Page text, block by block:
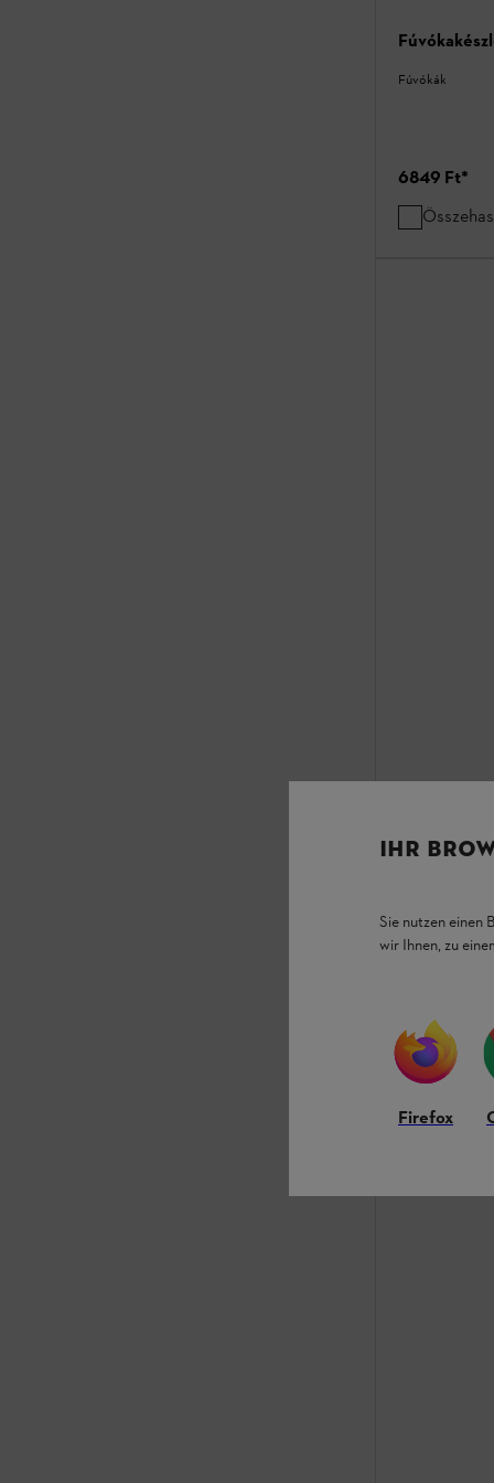
Fúvókák
6849 Ft*
17 912 Ft*
IHR
Sie nutzen einen
wir Ihnen, zu
Firefox